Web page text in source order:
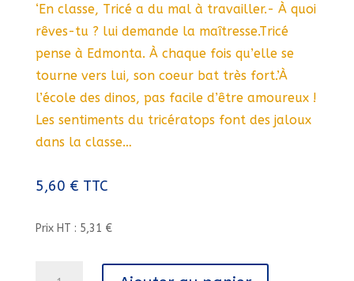
‘En classe, Tricé a du mal à travailler.- À quoi
rêves-tu ? lui demande la maîtresse.Tricé
pense à Edmonta. À chaque fois qu’elle se
tourne vers lui, son coeur bat très fort.’À
l’école des dinos, pas facile d’être amoureux !
Les sentiments du tricératops font des jaloux
dans la classe…
5,60 € TTC
Prix HT : 5,31 €